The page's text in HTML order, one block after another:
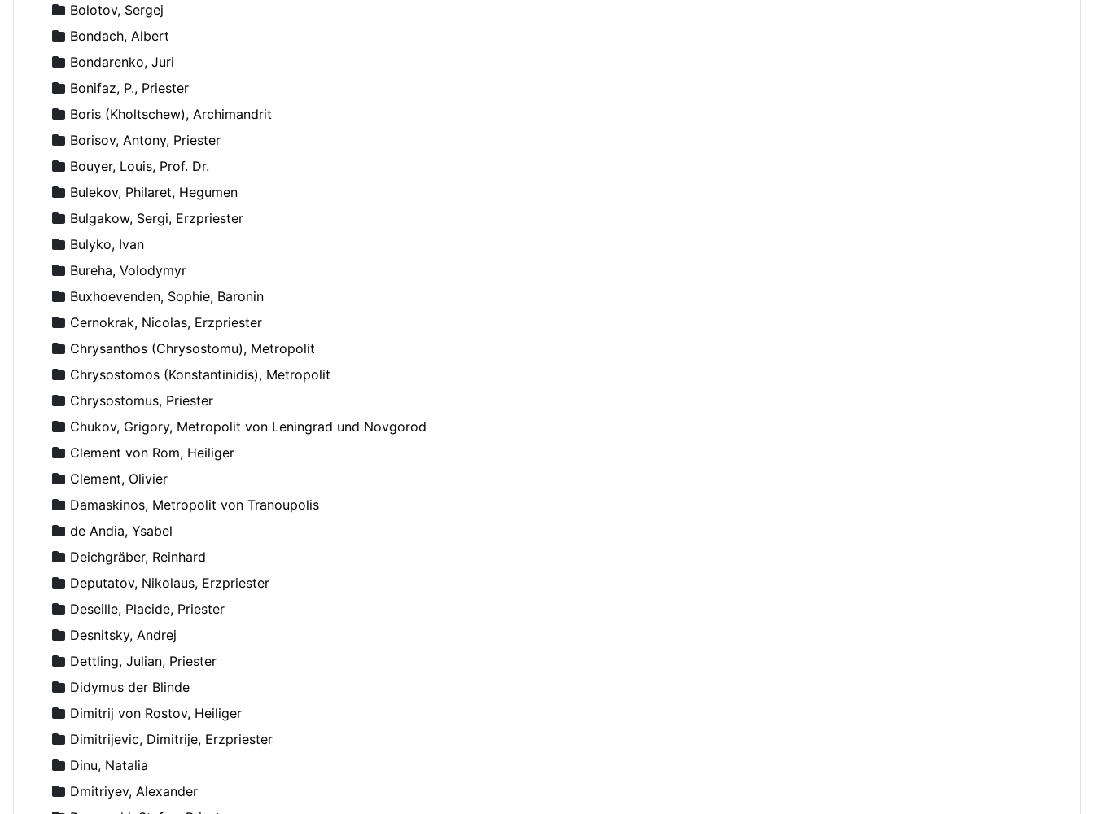
Bolotov, Sergej
Bondach, Albert
Bondarenko, Juri
Bonifaz, P., Priester
Boris (Kholtschew), Archimandrit
Borisov, Antony, Priester
Bouyer, Louis, Prof. Dr.
Bulekov, Philaret, Hegumen
Bulgakow, Sergi, Erzpriester
Bulyko, Ivan
Bureha, Volodymyr
Buxhoevenden, Sophie, Baronin
Cernokrak, Nicolas, Erzpriester
Chrysanthos (Chrysostomu), Metropolit
Chrysostomos (Konstantinidis), Metropolit
Chrysostomus, Priester
Chukov, Grigory, Metropolit von Leningrad und Novgorod
Clement von Rom, Heiliger
Clement, Olivier
Damaskinos, Metropolit von Tranoupolis
de Andia, Ysabel
Deichgräber, Reinhard
Deputatov, Nikolaus, Erzpriester
Deseille, Placide, Priester
Desnitsky, Andrej
Dettling, Julian, Priester
Didymus der Blinde
Dimitrij von Rostov, Heiliger
Dimitrijevic, Dimitrije, Erzpriester
Dinu, Natalia
Dmitriyev, Alexander